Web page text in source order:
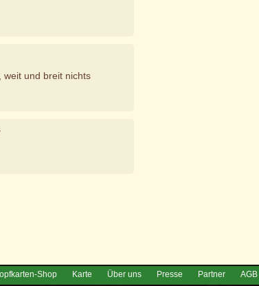
weit und breit nichts
Shop Karte Über uns Presse Partner AGB